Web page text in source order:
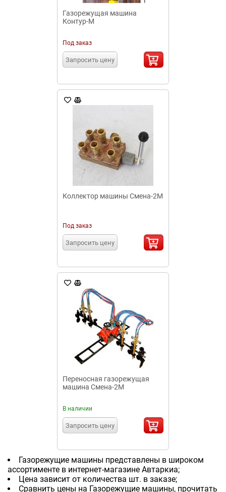
Газорежущая машина
Контур-М
Под заказ
Запросить цену
Коллектор машины Смена-2М
Под заказ
Запросить цену
Переносная газорежущая
машина Смена-2М
В наличии
Запросить цену
Газорежущие машины представлены в широком
ассортименте в интернет-магазине Автаркиа;
Цена зависит от количества шт. в заказе;
Сравнить цены на Газорежущие машины, прочитать